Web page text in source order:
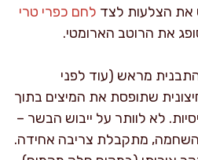
את הצלעות לצד לחם כפרי טרי
את הרוטב הארומטי.
מראש (עוד לפני
שתופסת את המיצים בתוך
לא לוותר על ייבוש הבשר –
מתקבלת צריבה אחידה.